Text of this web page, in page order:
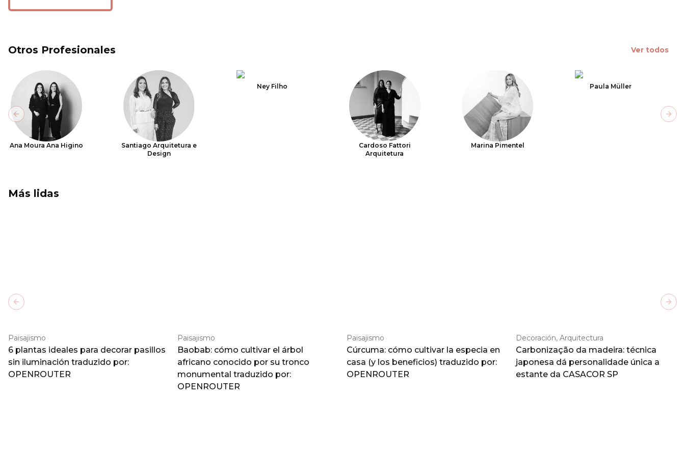
Otros Profesionales Ver todos
Ana Moura Ana Higino
Santiago Arquitetura e
Design
Ney Filho
Cardoso Fattori
Arquitetura
Marina Pimentel
Paula Müller
Previous slide
Más lidas
Paisajismo
6 plantas ideales para decorar pasillos
sin iluminación traduzido por:
OPENROUTER
Paisajismo
Baobab: cómo cultivar el árbol
africano conocido por su tronco
monumental traduzido por:
OPENROUTER
Paisajismo
Cúrcuma: cómo cultivar la especia en
casa (y los beneficios) traduzido por:
OPENROUTER
Decoración, Arquitectura
Carbonização da madeira: técnica
japonesa dá personalidade única a
estante da CASACOR SP
Previous slide